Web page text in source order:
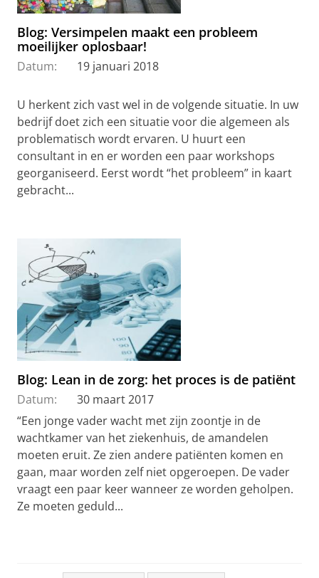
Blog: Versimpelen maakt een probleem
moeilijker oplosbaar!
Datum: 19 januari 2018
U herkent zich vast wel in de volgende situatie. In uw
bedrijf doet zich een situatie voor die algemeen als
problematisch wordt ervaren. U huurt een
consultant in en er worden een paar workshops
georganiseerd. Eerst wordt “het probleem” in kaart
gebracht...
Blog: Lean in de zorg: het proces is de patiënt
Datum:
30 maart 2017
“Een jonge vader wacht met zijn zoontje in de
wachtkamer van het ziekenhuis, de amandelen
moeten eruit. Ze zien andere patiënten komen en
gaan, maar worden zelf niet opgeroepen. De vader
vraagt een paar keer wanneer ze worden geholpen.
Ze moeten geduld...